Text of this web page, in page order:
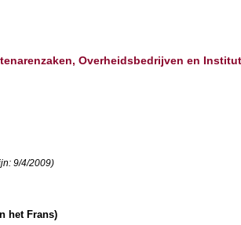
Overheidsbedrijven en
9/4/2009)
het Frans)